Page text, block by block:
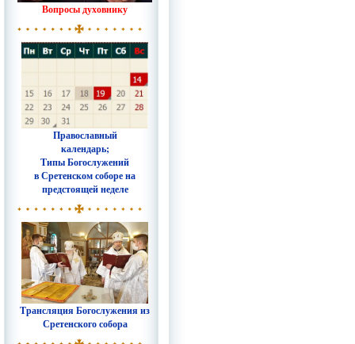
Вопросы духовнику
Православный
календарь;
Типы Богослужений
в Сретенском соборе на
предстоящей неделе
Трансляция Богослужения из
Сретенского собора